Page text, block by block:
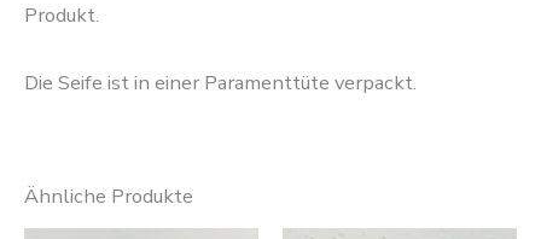
Produkt.
Die Seife ist in einer Paramenttüte verpackt.
Ähnliche Produkte